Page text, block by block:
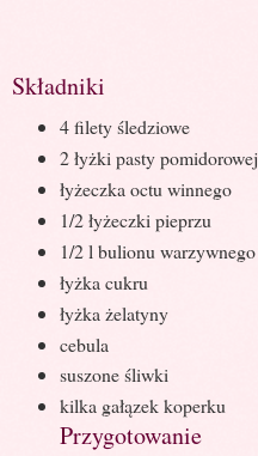
Składniki
4 filety śledziowe
2 łyżki pasty pomidorowej
łyżeczka octu winnego
1/2 łyżeczki pieprzu
1/2 l bulionu warzywnego
łyżka cukru
łyżka żelatyny
cebula
suszone śliwki
kilka gałązek koperku
Przygotowanie